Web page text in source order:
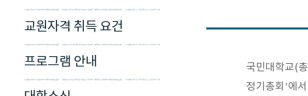
교원자격 취득 요건
프로그램 안내
국민대학교(
정기총회’에